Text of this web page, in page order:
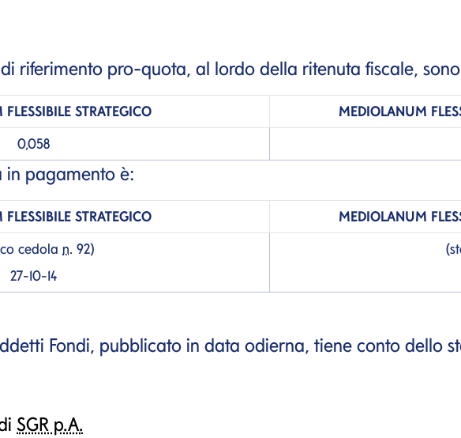
riferimento pro-quota, al lordo della ritenuta fiscale,
FLESSIBILE STRATEGICO MEDIOLANUM
0,058
in pagamento è:
FLESSIBILE STRATEGICO MEDIOLANUM
cedola n. 92)
27-10-14
Fondi, pubblicato in data odierna, tiene conto dello
SGR p.A.